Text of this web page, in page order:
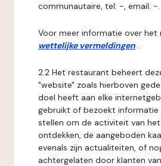
communautaire, tel: -, email: -.
Voor meer informatie over het
wettelijke vermeldingen .
2.2 Het restaurant beheert
"website" zoals hierboven
doel heeft aan elke
gebruikt of bezoekt informatie
stellen om de activiteit van
ontdekken, de aangeboden
evenals zijn actualiteiten, of
achtergelaten door klanten